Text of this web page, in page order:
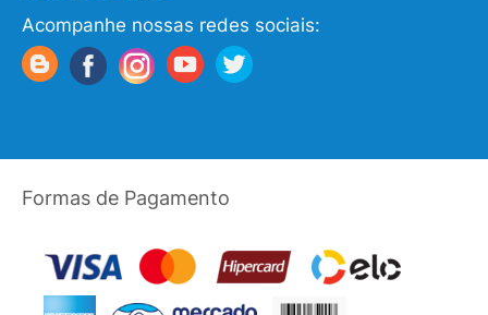
Acompanhe nossas redes sociais:
Formas de Pagamento